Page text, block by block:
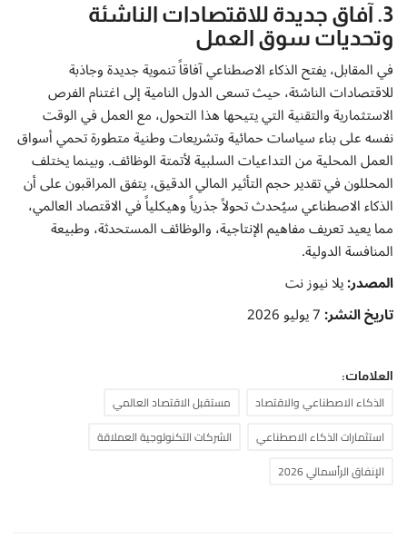
3. آفاق جديدة للاقتصادات الناشئة
وتحديات سوق العمل
في المقابل، يفتح الذكاء الاصطناعي آفاقاً تنموية جديدة وجاذبة
للاقتصادات الناشئة، حيث تسعى الدول النامية إلى اغتنام الفرص
الاستثمارية والتقنية التي يتيحها هذا التحول، مع العمل في الوقت
نفسه على بناء سياسات حمائية وتشريعات وطنية متطورة تحمي أسواق
العمل المحلية من التداعيات السلبية لأتمتة الوظائف. وبينما يختلف
المحللون في تقدير حجم التأثير المالي الدقيق، يتفق المراقبون على أن
الذكاء الاصطناعي سيُحدث تحولاً جذرياً وهيكلياً في الاقتصاد العالمي،
مما يعيد تعريف مفاهيم الإنتاجية، والوظائف المستحدثة، وطبيعة
المنافسة الدولية.
المصدر:يلا نيوز نت
تاريخ النشر:
العلامات:
الذكاء الاصطناعي والاقتصاد
مستقبل الاقتصاد العالمي
استثمارات الذكاء الاصطناعي
الشركات التكنولوجية العملاقة
الإنفاق الرأسمالي 2026